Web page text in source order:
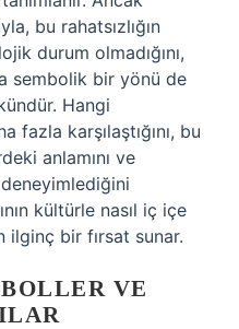
bu rahatsızlığın
durum olmadığını,
sembolik bir yönü de
Hangi
fazla karşılaştığını, bu
anlamını ve
kültürle nasıl iç içe
ilginç bir fırsat sunar.
VE